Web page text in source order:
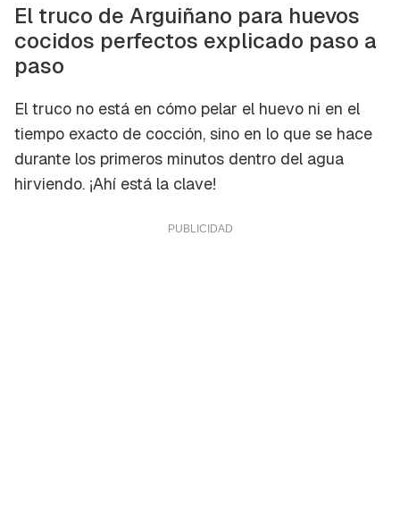
El truco de Arguiñano para huevos
cocidos perfectos explicado paso a
paso
El truco no está en cómo pelar el huevo ni en el
tiempo exacto de cocción, sino en lo que se hace
durante los primeros minutos dentro del agua
hirviendo. ¡Ahí está la clave!